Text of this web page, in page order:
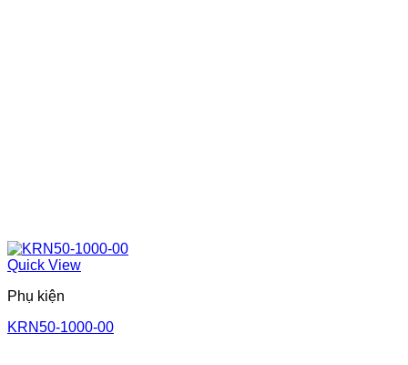
Quick View
Phụ kiện
KRN50-1000-00